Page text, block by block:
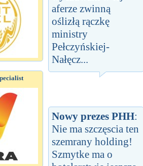
aferze zwinną
oślizłą rączkę
ministry
Pełczyńskiej-
Nałęcz...
Nowy prezes PHH:
Nie ma szczęscia ten
szemrany holding!
Szmytke ma o